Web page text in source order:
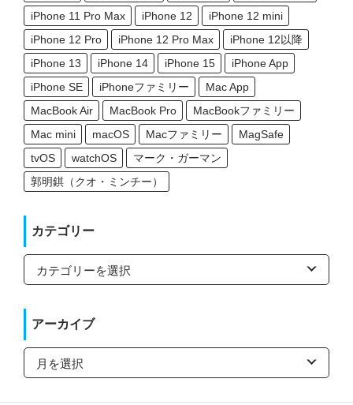
iPhone 11 Pro Max
iPhone 12
iPhone 12 mini
iPhone 12 Pro
iPhone 12 Pro Max
iPhone 12以降
iPhone 13
iPhone 14 iPhone 15
iPhone App
iPhone SE
iPhoneファミリー
Mac App
MacBook Air
MacBook Pro
MacBookファミリー
Mac mini
macOS Macファミリー
MagSafe
tvOS
watchOS
マーク・ガーマン
郭明錤（クオ・ミンチー）
カテゴリー
カ
ゴ
ー
アーカイブ
ア
カ